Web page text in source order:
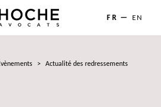
FR EN
>
Actualité des redressements